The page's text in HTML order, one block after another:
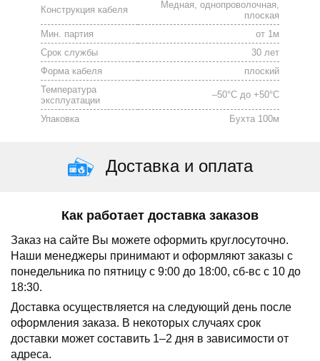
Конструкция кабеля
Медная, однопроволочная,
плоская
Мин. партия
от 1м
Срок службы
30 лет
Форма кабеля
плоский
Температура
эксплуатации
–50°С до +50°С
Упаковка Бухта 100м
Доставка и оплата
Как работает доставка заказов
Заказ на сайте Вы можете оформить круглосуточно.
Наши менеджеры принимают и оформляют заказы с
понедельника по пятницу с 9:00 до 18:00, сб-вс с 10 до
18:30.
Доставка осуществляется на следующий день после
оформления заказа. В некоторых случаях срок
доставки может составить 1–2 дня в зависимости от
адреса.